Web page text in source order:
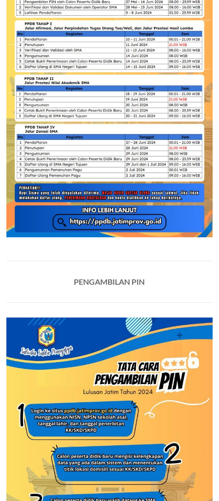
PENGAMBILAN PIN